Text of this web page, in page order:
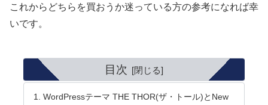
これからどちらを買おうか迷っている方の参考になれば幸
いです。
目次
WordPressテーマ THE THOR(ザ・トール)とNew